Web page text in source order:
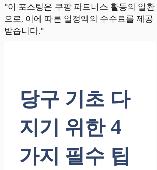
"이 포스팅은 쿠팡 파트너스 활동의 일환
으로, 이에 따른 일정액의 수수료를 제공
받습니다."
당구 기초 다
지기 위한 4
가지 필수 팁